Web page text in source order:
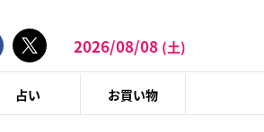
2026/08/08 (土)
占い お買い物